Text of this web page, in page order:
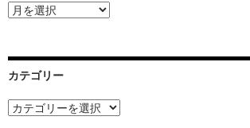
ア
ー
ブ
カテゴリー
カ
テ